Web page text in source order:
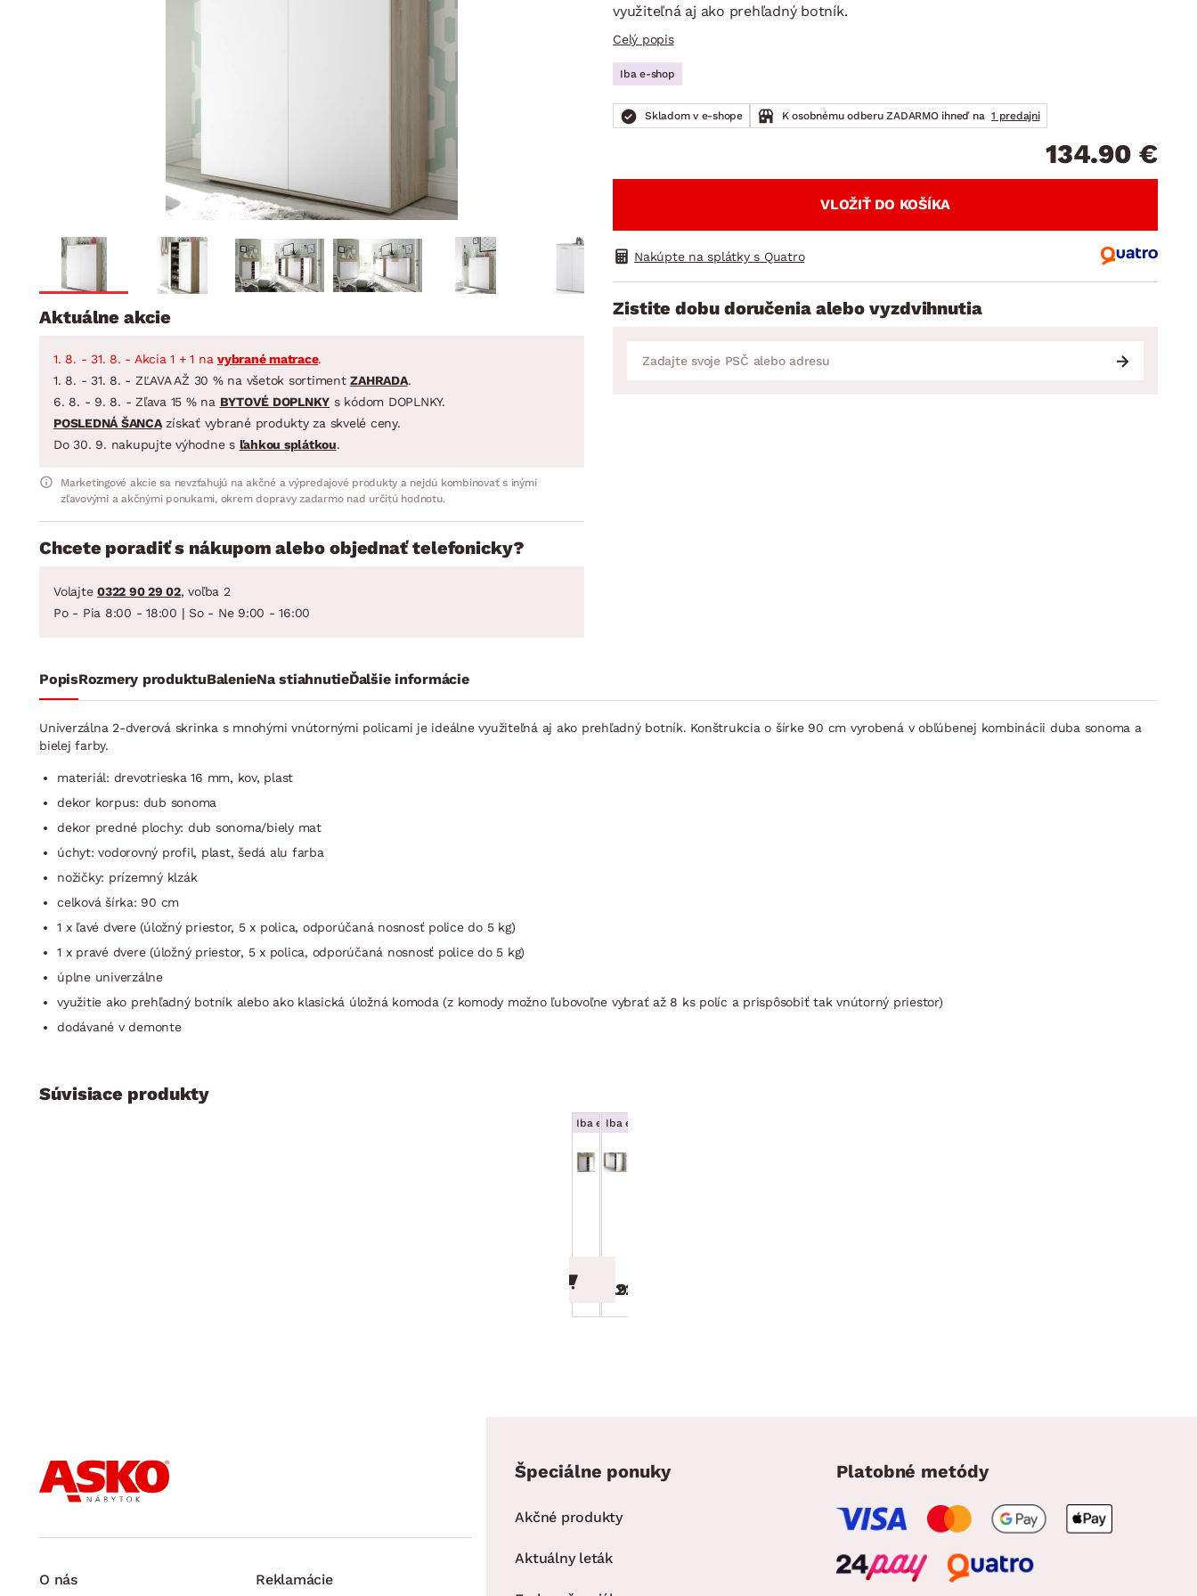
Predsieň, šatník a chodba
Záhrada
Domácnosť
DOMÁCE SPOTREBIČE ZÁHRADNÉ DOPLNKY
Záhradné doplnky
využiteľná aj ako prehľadný botník.
Celý popis
Iba e-shop
Skladom v e-shope K osobnému odberu ZADARMO ihneď na 1 predajni
134.90 €
VLOŽIŤ DO KOŠÍKA
Nakúpte na splátky s Quatro
Zistite dobu doručenia alebo vyzdvihnutia
Aktuálne akcie
1. 8. - 31. 8. - Akcia 1 + 1 na vybrané matrace.
1. 8. - 31. 8. - ZĽAVA AŽ 30 % na všetok sortimentZAHRADA.
6. 8. - 9. 8. - Zľava 15 % na BYTOVÉ DOPLNKY s kódom DOPLNKY.
POSLEDNÁ ŠANCAzískať vybrané produkty za skvelé ceny.
Do 30. 9. nakupujte výhodne s ľahkou splátkou.
Marketingové akcie sa nevzťahujú na akčné a výpredajové produkty a nejdú kombinovať s inými
zľavovými a akčnými ponukami, okrem dopravy zadarmo nad určitú hodnotu.
Chcete poradiť s nákupom alebo objednať telefonicky?
Volajte 0322 90 29 02, voľba 2
Po - Pia 8:00 - 18:00 | So - Ne 9:00 - 16:00
PopisRozmery produktuBalenieNa stiahnutieĎalšie informácie
Univerzálna 2-dverová skrinka s mnohými vnútornými policami je ideálne využiteľná aj ako prehľadný botník. Konštrukcia o šírke 90 cm vyrobená v obľúbenej kombinácii duba sonoma a
bielej farby.
materiál: drevotrieska 16 mm, kov, plast
dekor korpus: dub sonoma
dekor predné plochy: dub sonoma/biely mat
úchyt: vodorovný profil, plast, šedá alu farba
nožičky: prízemný klzák
celková šírka: 90 cm
1 x ľavé dvere (úložný priestor, 5 x polica, odporúčaná nosnosť police do 5 kg)
1 x pravé dvere (úložný priestor, 5 x polica, odporúčaná nosnosť police do 5 kg)
úplne univerzálne
využitie ako prehľadný botník alebo ako klasická úložná komoda (z komody možno ľubovoľne vybrať až 8 ks políc a prispôsobiť tak vnútorný priestor)
dodávané v demonte
Súvisiace produkty
Iba e-shop
159.90 €
Iba e-shop
224.90 €
O nás Reklamácie
Špeciálne ponuky
Akčné produkty
Aktuálny leták
Platobné metódy